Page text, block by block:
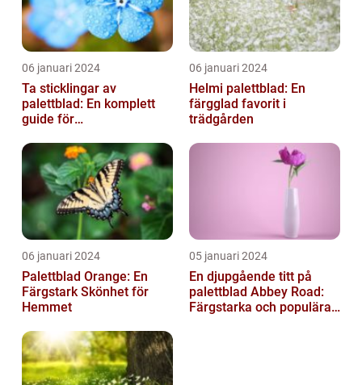
06 januari 2024
Ta sticklingar av
palettblad: En komplett
guide för
06 januari 2024
Helmi palettblad: En
färgglad favorit i
trädgården
06 januari 2024
Palettblad Orange: En
Färgstark Skönhet för
Hemmet
05 januari 2024
En djupgående titt på
palettblad Abbey Road:
Färgstarka och populära